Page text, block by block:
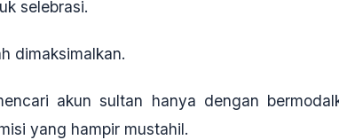
selebrasi.
dimaksimalkan.
akun sultan hanya dengan
yang hampir mustahil.